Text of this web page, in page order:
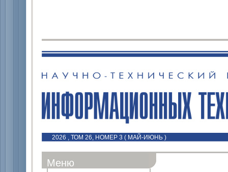
2026 , ТОМ 26, НОМЕР 3 ( МАЙ-ИЮНЬ )
Меню